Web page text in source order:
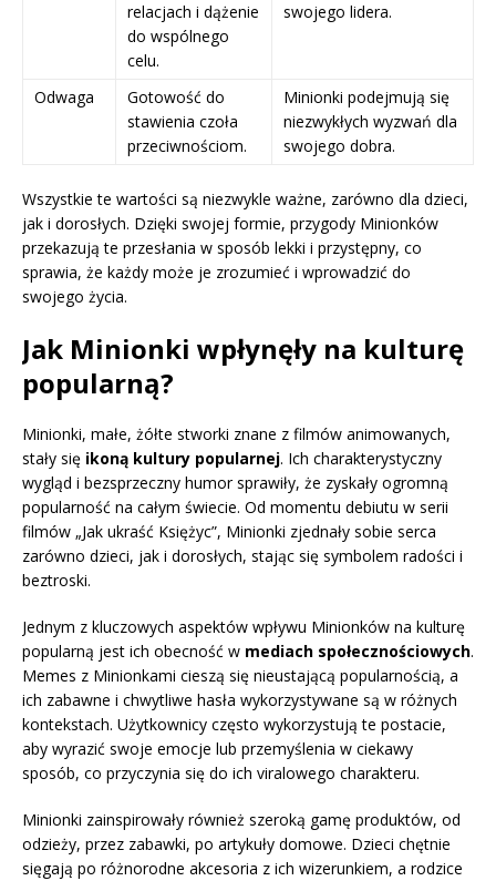
relacjach i dążenie
do wspólnego
celu.
swojego lidera.
Odwaga
Gotowość do
stawienia czoła
przeciwnościom.
Minionki podejmują się
niezwykłych wyzwań dla
swojego dobra.
Wszystkie te wartości są niezwykle ważne, zarówno dla dzieci,
jak i dorosłych. Dzięki swojej formie, przygody Minionków
przekazują te przesłania w sposób lekki i przystępny, co
sprawia, że każdy może je zrozumieć i wprowadzić do
swojego życia.
Jak Minionki wpłynęły na kulturę
popularną?
Minionki, małe, żółte stworki znane z filmów animowanych,
stały się ikoną kultury popularnej. Ich charakterystyczny
wygląd i bezsprzeczny humor sprawiły, że zyskały ogromną
popularność na całym świecie. Od momentu debiutu w serii
filmów „Jak ukraść Księżyc”, Minionki zjednały sobie serca
zarówno dzieci, jak i dorosłych, stając się symbolem radości i
beztroski.
Jednym z kluczowych aspektów wpływu Minionków na kulturę
popularną jest ich obecność w mediach społecznościowych.
Memes z Minionkami cieszą się nieustającą popularnością, a
ich zabawne i chwytliwe hasła wykorzystywane są w różnych
kontekstach. Użytkownicy często wykorzystują te postacie,
aby wyrazić swoje emocje lub przemyślenia w ciekawy
sposób, co przyczynia się do ich viralowego charakteru.
Minionki zainspirowały również szeroką gamę produktów, od
odzieży, przez zabawki, po artykuły domowe. Dzieci chętnie
sięgają po różnorodne akcesoria z ich wizerunkiem, a rodzice